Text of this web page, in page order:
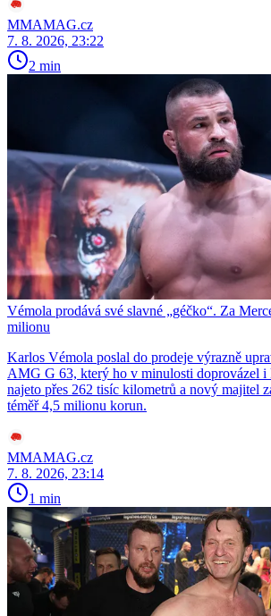
MMAMAG.cz
7. 8. 2026, 23:22
2 min
Vémola prodává své slavné „géčko“. Za
milionu
Karlos Vémola poslal do prodeje výrazně
AMG G 63, který ho v minulosti doprovázel i
najeto přes 262 tisíc kilometrů a nový majitel
téměř 4,5 milionu korun.
MMAMAG.cz
7. 8. 2026, 23:14
1 min